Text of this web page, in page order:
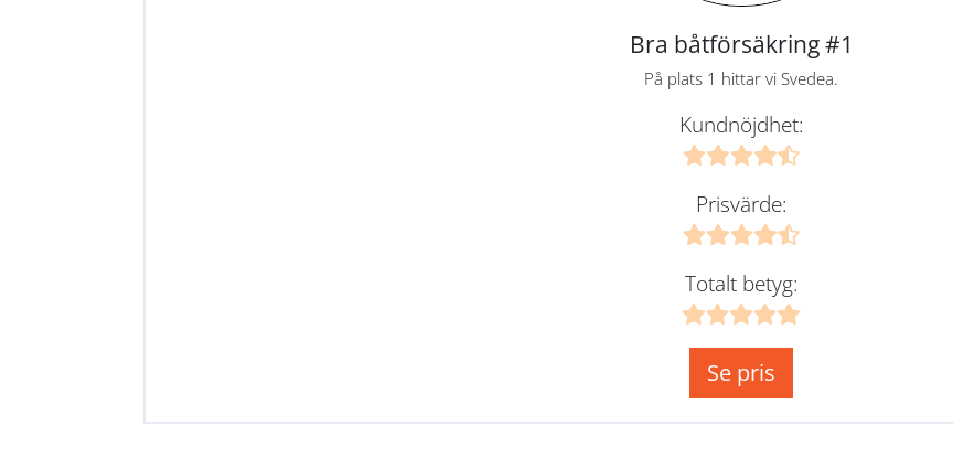
Bra båtförsäkring #1
På plats 1 hittar vi Svedea.
Kundnöjdhet:
Prisvärde:
Totalt betyg:
Se pris